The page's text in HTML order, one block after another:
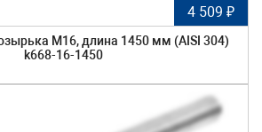
4 509 ₽
М16, длина 1450 мм (AISI 304)
k668-16-1450